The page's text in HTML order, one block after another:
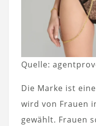
Quelle:
Die Marke ist
wird von Frauen
gewählt. Frauen